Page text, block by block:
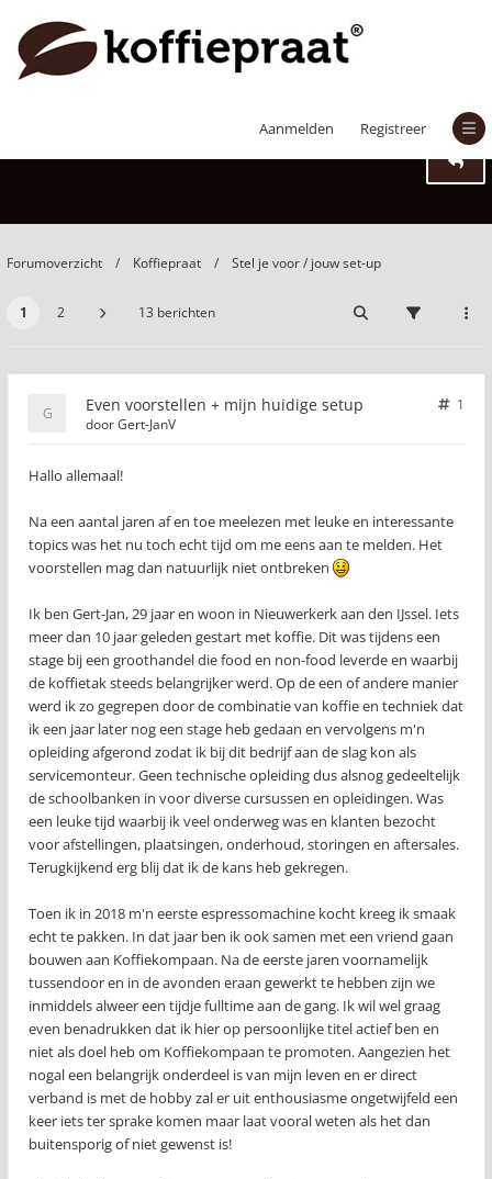
Aanmelden Registreer
Even voorstellen + mijn huidige setup
Forumoverzicht Koffiepraat Stel je voor / jouw set-up
1 2 13 berichten
Even voorstellen + mijn huidige setup
1
doorGert-JanV
Hallo allemaal!
Na een aantal jaren af en toe meelezen met leuke en interessante
topics was het nu toch echt tijd om me eens aan te melden. Het
voorstellen mag dan natuurlijk niet ontbreken
Ik ben Gert-Jan, 29 jaar en woon in Nieuwerkerk aan den IJssel. Iets
meer dan 10 jaar geleden gestart met koffie. Dit was tijdens een
stage bij een groothandel die food en non-food leverde en waarbij
de koffietak steeds belangrijker werd. Op de een of andere manier
werd ik zo gegrepen door de combinatie van koffie en techniek dat
ik een jaar later nog een stage heb gedaan en vervolgens m'n
opleiding afgerond zodat ik bij dit bedrijf aan de slag kon als
servicemonteur. Geen technische opleiding dus alsnog gedeeltelijk
de schoolbanken in voor diverse cursussen en opleidingen. Was
een leuke tijd waarbij ik veel onderweg was en klanten bezocht
voor afstellingen, plaatsingen, onderhoud, storingen en aftersales.
Terugkijkend erg blij dat ik de kans heb gekregen.
Toen ik in 2018 m'n eerste espressomachine kocht kreeg ik smaak
echt te pakken. In dat jaar ben ik ook samen met een vriend gaan
bouwen aan Koffiekompaan. Na de eerste jaren voornamelijk
tussendoor en in de avonden eraan gewerkt te hebben zijn we
inmiddels alweer een tijdje fulltime aan de gang. Ik wil wel graag
even benadrukken dat ik hier op persoonlijke titel actief ben en
niet als doel heb om Koffiekompaan te promoten. Aangezien het
nogal een belangrijk onderdeel is van mijn leven en er direct
verband is met de hobby zal er uit enthousiasme ongetwijfeld een
keer iets ter sprake komen maar laat vooral weten als het dan
buitensporig of niet gewenst is!